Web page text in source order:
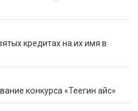
кредитах на их имя в
конкурса «Теегин айс»